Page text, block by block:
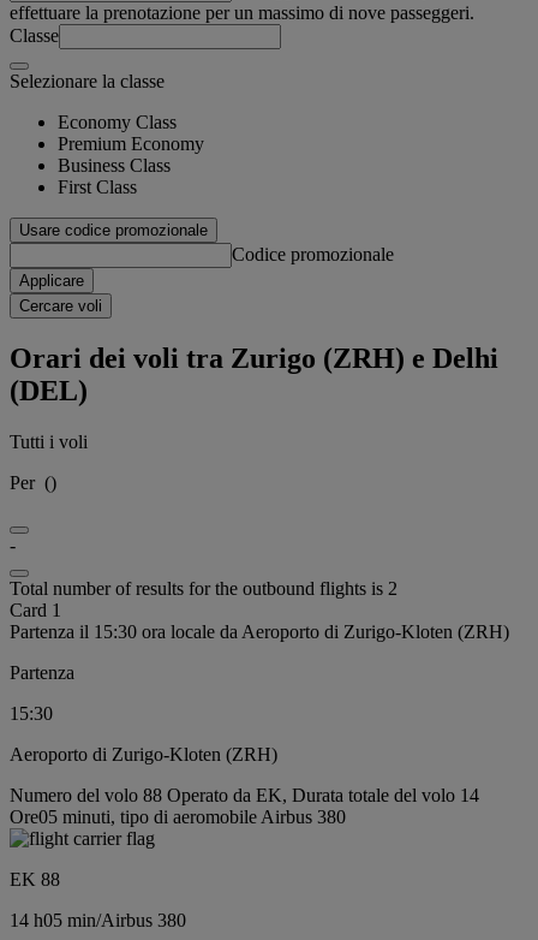
effettuare la prenotazione per un massimo di nove passeggeri.
Classe
Selezionare la classe
Economy Class
Premium Economy
Business Class
First Class
Usare codice promozionale
Codice promozionale
Applicare
Cercare voli
Orari dei voli tra Zurigo (ZRH) e Delhi
(DEL)
Tutti i voli
Per ()
-
Total number of results for the outbound flights is 2
Card 1
Partenza il 15:30 ora locale da Aeroporto di Zurigo-Kloten (ZRH)
Partenza
15:30
Aeroporto di Zurigo-Kloten (ZRH)
Numero del volo 88 Operato da EK, Durata totale del volo 14
Ore05 minuti, tipo di aeromobile Airbus 380
EK 88
14 h05 min/Airbus 380